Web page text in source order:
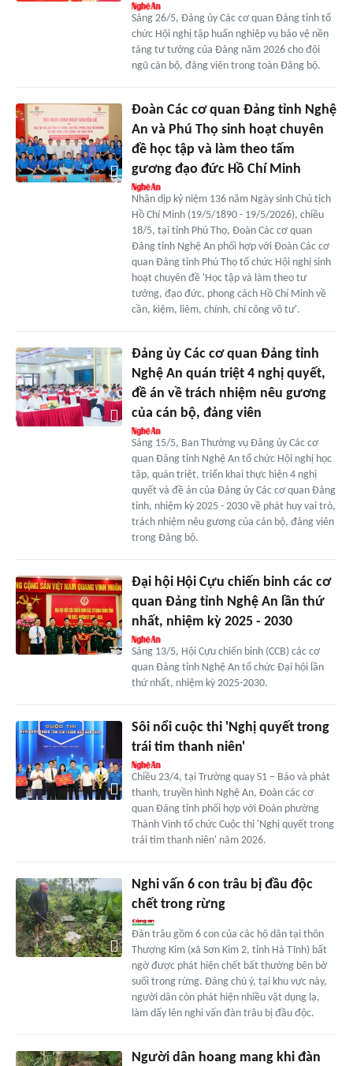
Sáng 26/5, Đảng ủy Các cơ quan Đảng tỉnh tổ
chức Hội nghị tập huấn nghiệp vụ bảo vệ nền
tảng tư tưởng của Đảng năm 2026 cho đội
ngũ cán bộ, đảng viên trong toàn Đảng bộ.
Đoàn Các cơ quan Đảng tỉnh Nghệ
An và Phú Thọ sinh hoạt chuyên
đề học tập và làm theo tấm
gương đạo đức Hồ Chí Minh
Nhân dịp kỷ niệm 136 năm Ngày sinh Chủ tịch
Hồ Chí Minh (19/5/1890 - 19/5/2026), chiều
18/5, tại tỉnh Phú Thọ, Đoàn Các cơ quan
Đảng tỉnh Nghệ An phối hợp với Đoàn Các cơ
quan Đảng tỉnh Phú Thọ tổ chức Hội nghị sinh
hoạt chuyên đề 'Học tập và làm theo tư
tưởng, đạo đức, phong cách Hồ Chí Minh về
cần, kiệm, liêm, chính, chí công vô tư'.
Đảng ủy Các cơ quan Đảng tỉnh
Nghệ An quán triệt 4 nghị quyết,
đề án về trách nhiệm nêu gương
của cán bộ, đảng viên
Sáng 15/5, Ban Thường vụ Đảng ủy Các cơ
quan Đảng tỉnh Nghệ An tổ chức Hội nghị học
tập, quán triệt, triển khai thực hiện 4 nghị
quyết và đề án của Đảng ủy Các cơ quan Đảng
tỉnh, nhiệm kỳ 2025 - 2030 về phát huy vai trò,
trách nhiệm nêu gương của cán bộ, đảng viên
trong Đảng bộ.
Đại hội Hội Cựu chiến binh các cơ
quan Đảng tỉnh Nghệ An lần thứ
nhất, nhiệm kỳ 2025 - 2030
Sáng 13/5, Hội Cựu chiến binh (CCB) các cơ
quan Đảng tỉnh Nghệ An tổ chức Đại hội lần
thứ nhất, nhiệm kỳ 2025-2030.
Sôi nổi cuộc thi 'Nghị quyết trong
trái tim thanh niên'
Chiều 23/4, tại Trường quay S1 – Báo và phát
thanh, truyền hình Nghệ An, Đoàn các cơ
quan Đảng tỉnh phối hợp với Đoàn phường
Thành Vinh tổ chức Cuộc thi 'Nghị quyết trong
trái tim thanh niên' năm 2026.
Nghi vấn 6 con trâu bị đầu độc
chết trong rừng
Đàn trâu gồm 6 con của các hộ dân tại thôn
Thượng Kim (xã Sơn Kim 2, tỉnh Hà Tĩnh) bất
ngờ được phát hiện chết bất thường bên bờ
suối trong rừng. Đáng chú ý, tại khu vực này,
người dân còn phát hiện nhiều vật dụng lạ,
làm dấy lên nghi vấn đàn trâu bị đầu độc.
Người dân hoang mang khi đàn